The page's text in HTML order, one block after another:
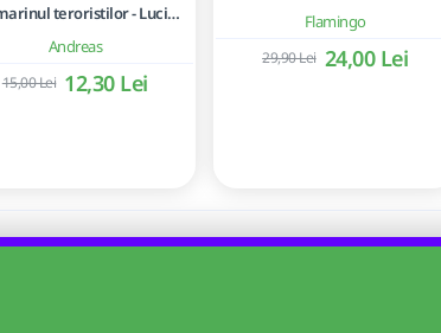
Andreas
Submarinul teroristilor - Lucian Ciuchita
12,30 Lei
15,00 Lei
Flamingo
24,00 Lei
29,90 Lei